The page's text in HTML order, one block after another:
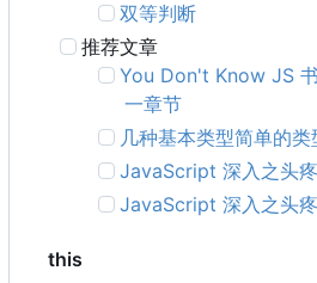
双等判断
推荐文章
You Don't Know JS
一章节
几种基本类型简单的类
JavaScript 深入之头
JavaScript 深入之头
this